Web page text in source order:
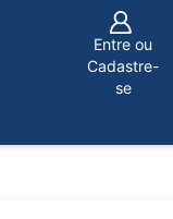
Entre ou
Cadastre-
se